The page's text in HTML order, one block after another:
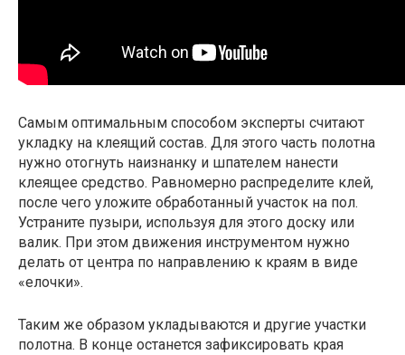
Самым оптимальным способом эксперты считают
укладку на клеящий состав. Для этого часть полотна
нужно отогнуть наизнанку и шпателем нанести
клеящее средство. Равномерно распределите клей,
после чего уложите обработанный участок на пол.
Устраните пузыри, используя для этого доску или
валик. При этом движения инструментом нужно
делать от центра по направлению к краям в виде
«елочки».
Таким же образом укладываются и другие участки
полотна. В конце останется зафиксировать края